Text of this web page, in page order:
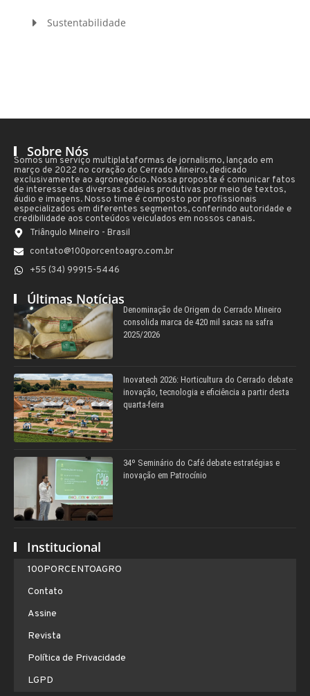
Sustentabilidade
Sobre Nós
Somos um serviço multiplataformas de jornalismo, lançado em
março de 2022 no coração do Cerrado Mineiro, dedicado
exclusivamente ao agronegócio. Nossa proposta é comunicar fatos
de interesse das diversas cadeias produtivas por meio de textos,
áudio e imagens. Nosso time é composto por profissionais
especializados em diferentes segmentos, conferindo autoridade e
credibilidade aos conteúdos veiculados em nossos canais.
Triângulo Mineiro - Brasil
contato@100porcentoagro.com.br
+55 (34) 99915-5446
Últimas Notícias
Denominação de Origem do Cerrado Mineiro
consolida marca de 420 mil sacas na safra
2025/2026
Inovatech 2026: Horticultura do Cerrado debate
inovação, tecnologia e eficiência a partir desta
quarta-feira
34º Seminário do Café debate estratégias e
inovação em Patrocínio
Institucional
100PORCENTOAGRO
Contato
Assine
Revista
Política de Privacidade
LGPD